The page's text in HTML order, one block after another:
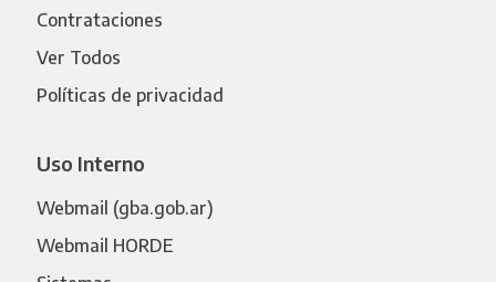
Contrataciones
Ver Todos
Políticas de privacidad
Uso Interno
Webmail (gba.gob.ar)
Webmail HORDE